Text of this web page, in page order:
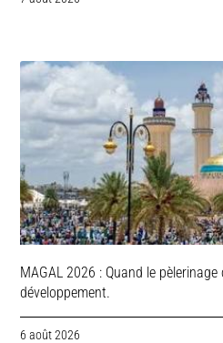
MAGAL 2026 : Quand le pèlerinage
développement.
6 août 2026